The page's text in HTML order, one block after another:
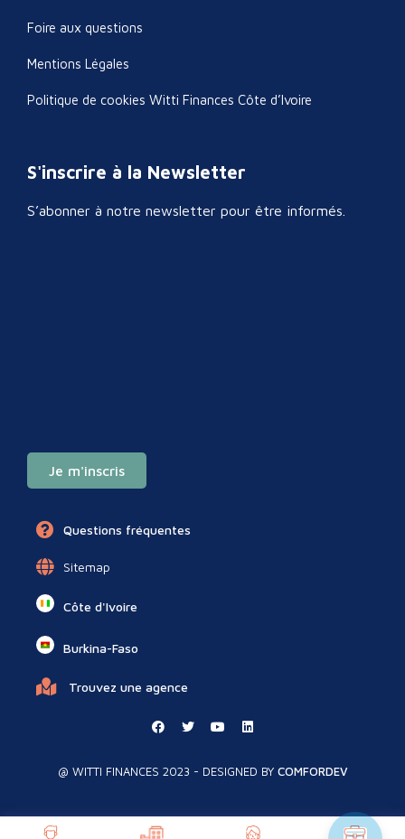
Foire aux questions
Mentions Légales
Politique de cookies Witti Finances Côte d’Ivoire
S'inscrire à la Newsletter
S’abonner à notre newsletter pour être informés.
Je m'inscris
Questions fréquentes
Sitemap
Côte d'Ivoire
Burkina-Faso
Trouvez une agence
@ WITTI FINANCES 2023 - DESIGNED BY COMFORDEV